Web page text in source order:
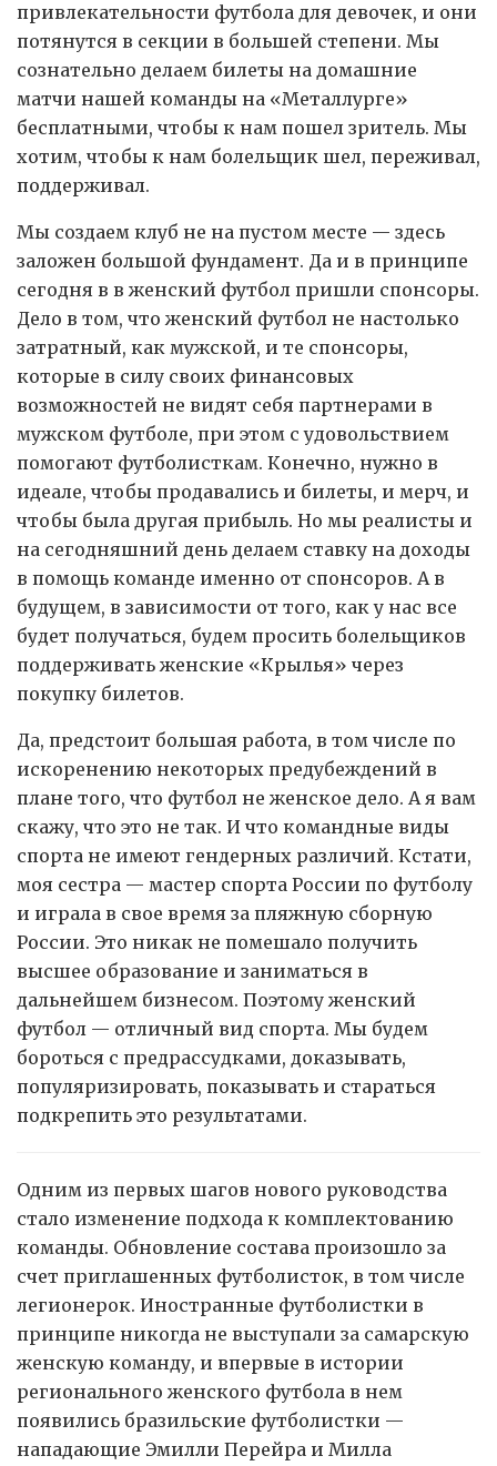
привлекательности футбола для девочек, и они
потянутся в секции в большей степени. Мы
сознательно делаем билеты на домашние
матчи нашей команды на «Металлурге»
бесплатными, чтобы к нам пошел зритель. Мы
хотим, чтобы к нам болельщик шел, переживал,
поддерживал.
Мы создаем клуб не на пустом месте — здесь
заложен большой фундамент. Да и в принципе
сегодня в в женский футбол пришли спонсоры.
Дело в том, что женский футбол не настолько
затратный, как мужской, и те спонсоры,
которые в силу своих финансовых
возможностей не видят себя партнерами в
мужском футболе, при этом с удовольствием
помогают футболисткам. Конечно, нужно в
идеале, чтобы продавались и билеты, и мерч, и
чтобы была другая прибыль. Но мы реалисты и
на сегодняшний день делаем ставку на доходы
в помощь команде именно от спонсоров. А в
будущем, в зависимости от того, как у нас все
будет получаться, будем просить болельщиков
поддерживать женские «Крылья» через
покупку билетов.
Да, предстоит большая работа, в том числе по
искоренению некоторых предубеждений в
плане того, что футбол не женское дело. А я вам
скажу, что это не так. И что командные виды
спорта не имеют гендерных различий. Кстати,
моя сестра — мастер спорта России по футболу
и играла в свое время за пляжную сборную
России. Это никак не помешало получить
высшее образование и заниматься в
дальнейшем бизнесом. Поэтому женский
футбол — отличный вид спорта. Мы будем
бороться с предрассудками, доказывать,
популяризировать, показывать и стараться
подкрепить это результатами.
Одним из первых шагов нового руководства
стало изменение подхода к комплектованию
команды. Обновление состава произошло за
счет приглашенных футболисток, в том числе
легионерок. Иностранные футболистки в
принципе никогда не выступали за самарскую
женскую команду, и впервые в истории
регионального женского футбола в нем
появились бразильские футболистки —
нападающие Эмилли Перейра и Милла